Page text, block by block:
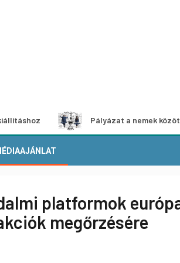
Pályázat a nemek közötti
platformok
megőrzésére